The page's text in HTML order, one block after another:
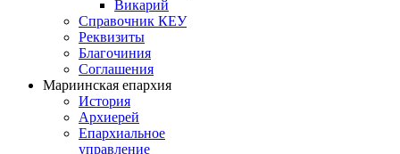
Викарий
Справочник КЕУ
Реквизиты
Благочиния
Соглашения
Мариинская епархия
История
Архиерей
Епархиальное
управление